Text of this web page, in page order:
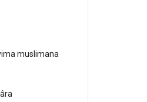
muslimana